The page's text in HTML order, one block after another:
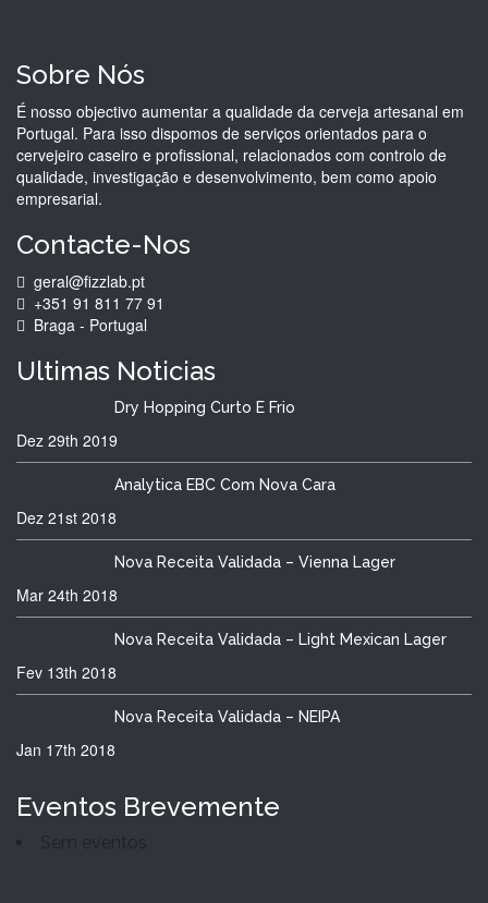
Sobre Nós
É nosso objectivo aumentar a qualidade da cerveja artesanal em
Portugal. Para isso dispomos de serviços orientados para o
cervejeiro caseiro e profissional, relacionados com controlo de
qualidade, investigação e desenvolvimento, bem como apoio
empresarial.
Contacte-Nos
geral@fizzlab.pt
+351 91 811 77 91
Braga - Portugal
Ultimas Noticias
Dry Hopping Curto E Frio
Dez 29th 2019
Analytica EBC Com Nova Cara
Dez 21st 2018
Nova Receita Validada – Vienna Lager
Mar 24th 2018
Nova Receita Validada – Light Mexican Lager
Fev 13th 2018
Nova Receita Validada – NEIPA
Jan 17th 2018
Eventos Brevemente
Sem eventos